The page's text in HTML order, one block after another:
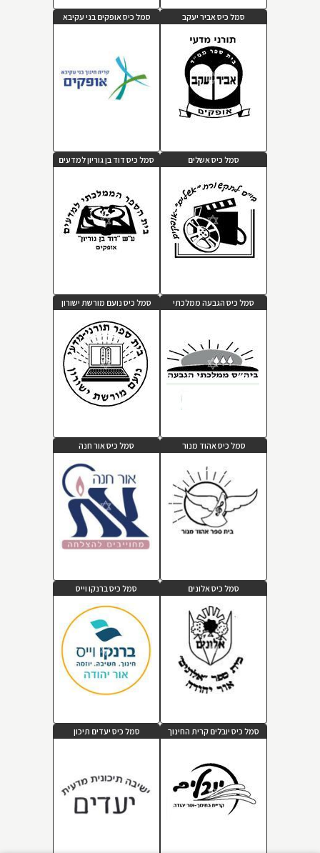
סמל כיס אביר יעקב סמל כיס אופקים בני עקיבא
סמל כיס אשלים סמל כיס דוד בן גוריון למדעים
סמל כיס הגבעה ממלכתי סמל כיס נועם מורשת ישורון
סמל כיס אהוד מנור סמל כיס אור חנה
סמל כיס אלונים סמל כיס ברנקו וייס
סמל כיס יובלים קרית החינוך סמל כיס יעדים תיכון